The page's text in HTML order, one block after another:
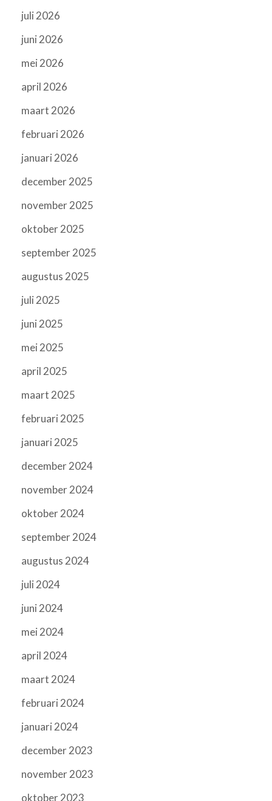
juli 2026
juni 2026
mei 2026
april 2026
maart 2026
februari 2026
januari 2026
december 2025
november 2025
oktober 2025
september 2025
augustus 2025
juli 2025
juni 2025
mei 2025
april 2025
maart 2025
februari 2025
januari 2025
december 2024
november 2024
oktober 2024
september 2024
augustus 2024
juli 2024
juni 2024
mei 2024
april 2024
maart 2024
februari 2024
januari 2024
december 2023
november 2023
oktober 2023